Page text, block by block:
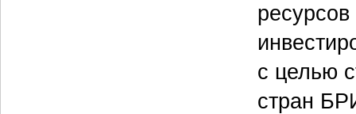
с целью
стран